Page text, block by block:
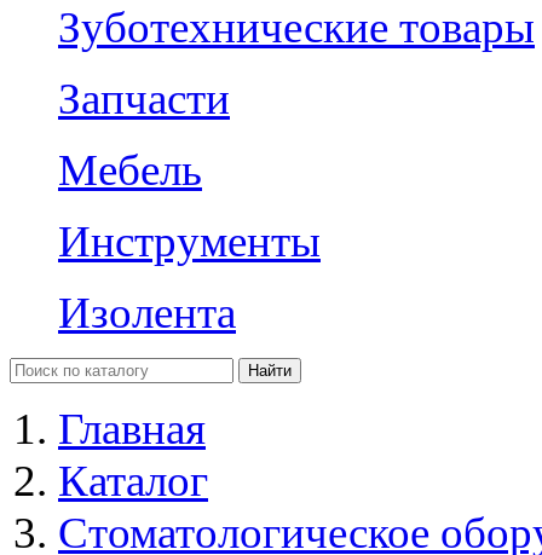
Зуботехнические товары
Запчасти
Мебель
Инструменты
Изолента
Главная
Каталог
Стоматологическое